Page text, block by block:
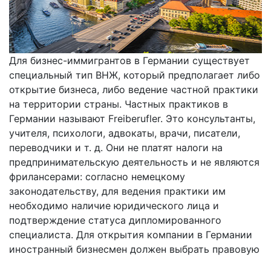
Для бизнес-иммигрантов в Германии существует
специальный тип ВНЖ, который предполагает либо
открытие бизнеса, либо ведение частной практики
на территории страны. Частных практиков в
Германии называют Freiberufler. Это консультанты,
учителя, психологи, адвокаты, врачи, писатели,
переводчики и т. д. Они не платят налоги на
предпринимательскую деятельность и не являются
фрилансерами: согласно немецкому
законодательству, для ведения практики им
необходимо наличие юридического лица и
подтверждение статуса дипломированного
специалиста. Для открытия компании в Германии
иностранный бизнесмен должен выбрать правовую